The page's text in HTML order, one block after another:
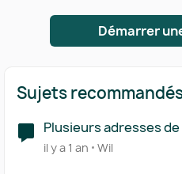
Démarrer
Sujets
Plusieurs adresses
il y a 1 an Wil